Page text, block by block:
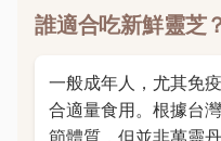
誰適合吃新鮮靈芝
一般成年人，尤其免
合適量食用。根據台
節體質，但並非萬靈